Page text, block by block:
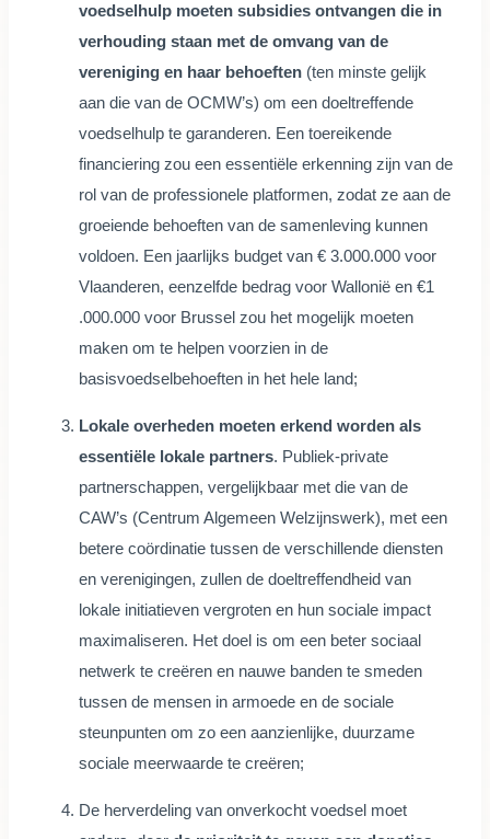
voedselhulp moeten subsidies ontvangen die in
verhouding staan met de omvang van de
vereniging en haar behoeften (ten minste gelijk
aan die van de OCMW’s) om een doeltreffende
voedselhulp te garanderen. Een toereikende
financiering zou een essentiële erkenning zijn van de
rol van de professionele platformen, zodat ze aan de
groeiende behoeften van de samenleving kunnen
voldoen. Een jaarlijks budget van € 3.000.000 voor
Vlaanderen, eenzelfde bedrag voor Wallonië en €1
.000.000 voor Brussel zou het mogelijk moeten
maken om te helpen voorzien in de
basisvoedselbehoeften in het hele land;
Lokale overheden moeten erkend worden als
essentiële lokale partners. Publiek-private
partnerschappen, vergelijkbaar met die van de
CAW’s (Centrum Algemeen Welzijnswerk), met een
betere coördinatie tussen de verschillende diensten
en verenigingen, zullen de doeltreffendheid van
lokale initiatieven vergroten en hun sociale impact
maximaliseren. Het doel is om een beter sociaal
netwerk te creëren en nauwe banden te smeden
tussen de mensen in armoede en de sociale
steunpunten om zo een aanzienlijke, duurzame
sociale meerwaarde te creëren;
De herverdeling van onverkocht voedsel moet